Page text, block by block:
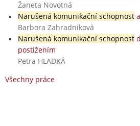
Žaneta Novotná
Narušená komunikační schopnost
Barbora Zahradníková
Narušená komunikační schopnost
postižením
Petra HLADKÁ
Všechny práce